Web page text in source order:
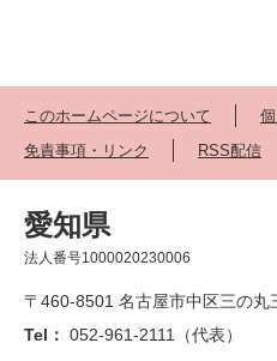
このホームページについて
免責事項・リンク
RSS配信
愛知県
法人番号1000020230006
〒460-8501 名古屋市中区三の丸
Tel： 052-961-2111（代表）